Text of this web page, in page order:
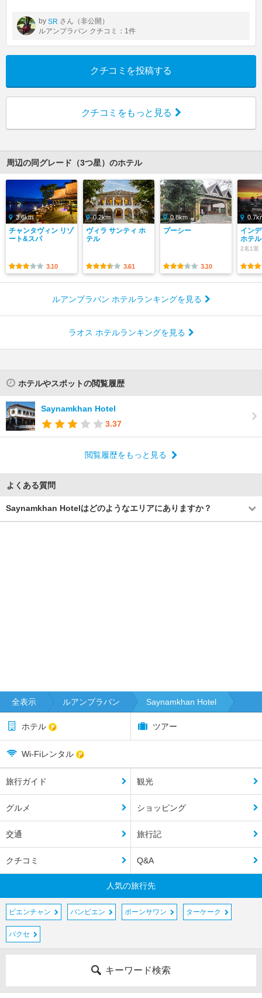
by SR さん（非公開）
ルアンプラバン クチコミ：1件
クチコミを投稿する
クチコミをもっと見る
周辺の同グレード（3つ星）のホテル
3.6km
チャンタヴィン リゾ
ート&スパ
3.10
0.2km
ヴィラ サンティ ホ
テル
3.61
0.8km
プーシー
3.10
イン
ホテル
2名1室
ルアンプラバン ホテルランキングを見る
ラオス ホテルランキングを見る
ホテルやスポットの閲覧履歴
Saynamkhan Hotel
3.37
閲覧履歴をもっと見る
よくある質問
Saynamkhan Hotelはどのようなエリアにありますか？
全表示 ルアンプラバン Saynamkhan Hotel
ホテル ツアー
Wi-Fiレンタル
旅行ガイド 観光
グルメ ショッピング
交通 旅行記
クチコミ Q&A
人気の旅行先
ビエンチャン バンビエン ポーンサワン ターケーク
パクセ
キーワード検索